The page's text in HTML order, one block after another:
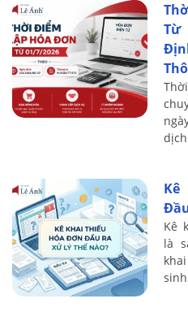
Thời Điểm Lập Hóa Đơn
Từ
Kê Khai Thiếu Hóa Đơn
Kê
là